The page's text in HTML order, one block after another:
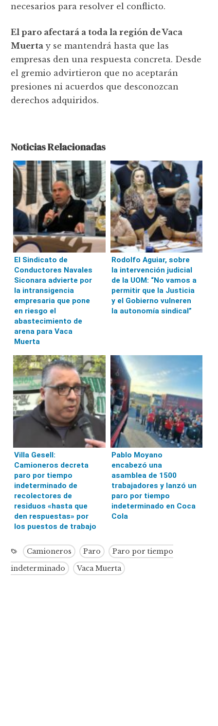
necesarios para resolver el conflicto.
El paro afectará a toda la región de Vaca
Muerta y se mantendrá hasta que las
empresas den una respuesta concreta. Desde
el gremio advirtieron que no aceptarán
presiones ni acuerdos que desconozcan
derechos adquiridos.
Noticias Relacionadas
El Sindicato de
Conductores Navales
Siconara advierte por
la intransigencia
empresaria que pone
en riesgo el
abastecimiento de
arena para Vaca
Muerta
Rodolfo Aguiar, sobre
la intervención judicial
de la UOM: “No vamos a
permitir que la Justicia
y el Gobierno vulneren
la autonomía sindical”
Villa Gesell:
Camioneros decreta
paro por tiempo
indeterminado de
recolectores de
residuos «hasta que
den respuestas» por
los puestos de trabajo
Pablo Moyano
encabezó una
asamblea de 1500
trabajadores y lanzó un
paro por tiempo
indeterminado en Coca
Cola
Camioneros Paro
Paro por tiempo
indeterminado
Vaca Muerta